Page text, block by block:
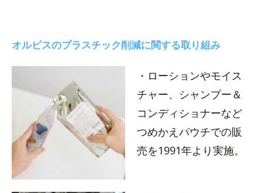
オルビスのプラスチック削減に関する取り組み
・ローションやモイス
チャー、シャンプー＆
コンディショナーなど
つめかえパウチでの販
売を1991年より実施。